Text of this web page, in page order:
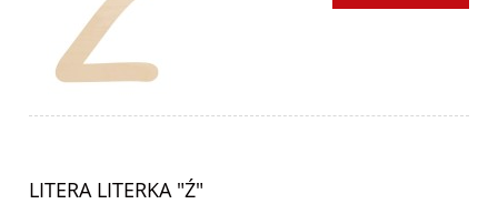
LITERA LITERKA "Ź"